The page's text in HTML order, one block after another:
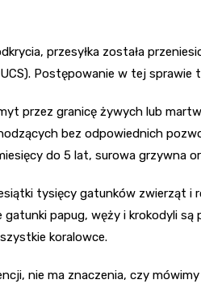
przesyłka została
Postępowanie w tej
przez granicę żywych lub
bez odpowiednich
do 5 lat, surowa grzywna
tysięcy gatunków zwierząt i
papug, węży i krokodyli
koralowce.
nie ma znaczenia, czy